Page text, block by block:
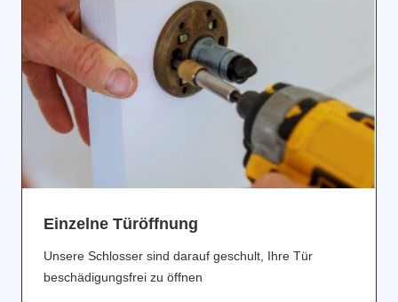
Einzelne Türöffnung
Unsere Schlosser sind darauf geschult, Ihre Tür
beschädigungsfrei zu öffnen